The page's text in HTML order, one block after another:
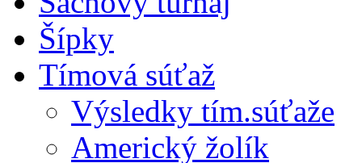
Šípky
Tímová súťaž
Výsledky tím.súťaže
Americký žolík